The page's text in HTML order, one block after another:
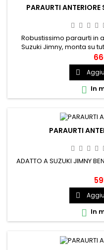
PARAURTI
Robustissimo paraurti in
Suzuki Jimny, monta su
forma ed alla posizione
montare gomme
attacco del
smontabile.NB.

 In
PARAURTI
ADATTO A SUZUKI JIMNY

 In